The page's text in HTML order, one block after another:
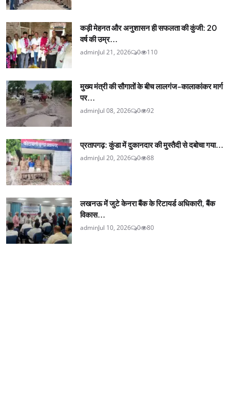
कड़ी मेहनत और अनुशासन ही सफलता की कुंजी: 20
वर्ष की उम्र...
adminJul 21, 2026 0 110
मुख्य मंत्री की सौगातों के बीच लालगंज-कालाकांकर मार्ग
पर...
adminJul 08, 2026 0 92
प्रतापगढ़: कुंडा में दुकानदार की मुस्तैदी से दबोचा गया...
adminJul 20, 2026 0 88
लखनऊ में जुटे केनरा बैंक के रिटायर्ड अधिकारी, बैंक
विकास...
adminJul 10, 2026 0 80